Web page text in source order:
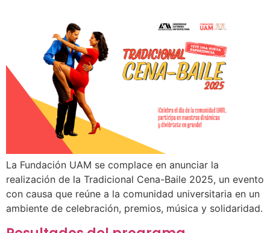
La Fundación UAM se complace en anunciar la
realización de la Tradicional Cena-Baile 2025, un evento
con causa que reúne a la comunidad universitaria en un
ambiente de celebración, premios, música y solidaridad.